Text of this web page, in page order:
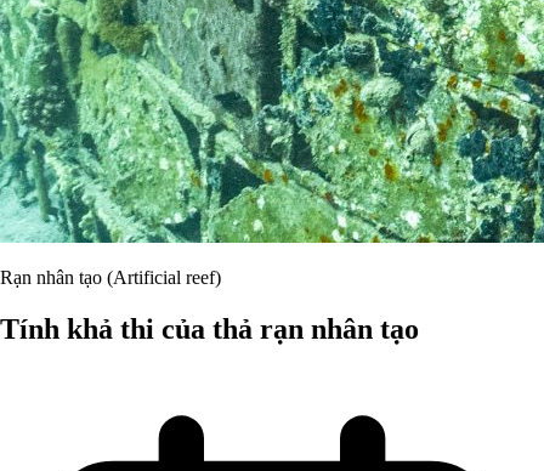
Rạn nhân tạo (Artificial reef)
Tính khả thi của thả rạn nhân tạo